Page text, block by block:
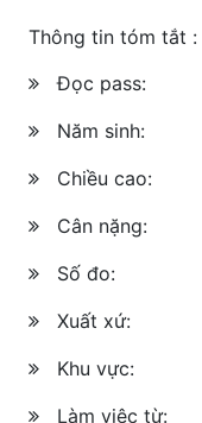
Thông tin tóm tắt :
Đọc pass:
Năm sinh:
Chiều cao:
Cân nặng:
Số đo:
Xuất xứ:
Khu vực:
Làm việc từ: